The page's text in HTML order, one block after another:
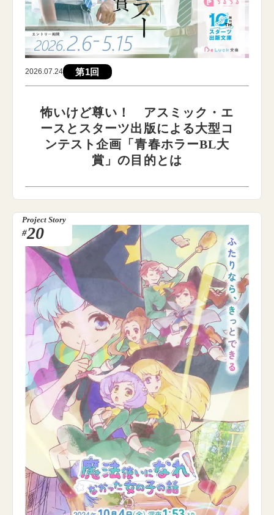
2026.07.24 第1回
怖いけど尊い！ アスミック・エ
ースとスターツ出版による大型コ
ンテスト企画「青春ホラーBL大
賞」の目的とは
Project Story
#20